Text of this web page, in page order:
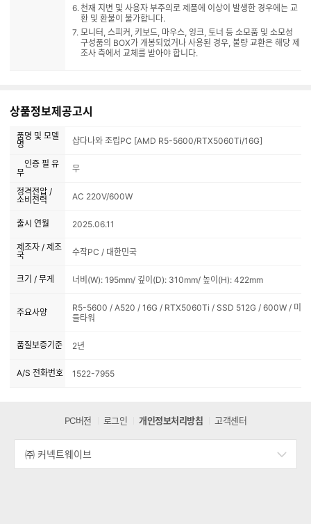
천재 지변 및 사용자 부주의로 제품에 이상이 발생한 경우에는 교
환 및 환불이 불가합니다.
모니터, 스피커, 키보드, 마우스, 잉크, 토너 등 소모품 및 소모성
구성품의 BOX가 개봉되었거나 사용된 경우, 불량 교환은 해당 제
조사 측에서 교체를 받아야 합니다.
상품정보제공고시
품명 및 모델
명
샵다나와 조립PC [AMD R5-5600/RTX5060Ti/16G]
인증 필 유
무
무
정격전압 /
소비전력
AC 220V/600W
출시 연월 2025.06.11
제조자 / 제조
국
수작PC / 대한민국
크기 / 무게 너비(W): 195mm/ 깊이(D): 310mm/ 높이(H): 422mm
주요사양
R5-5600 / A520 / 16G / RTX5060Ti / SSD 512G / 600W / 미
들타워
품질보증기준 2년
A/S 전화번호 1522-7955
PC버전 로그인 개인정보처리방침 고객센터
㈜ 커넥트웨이브
세